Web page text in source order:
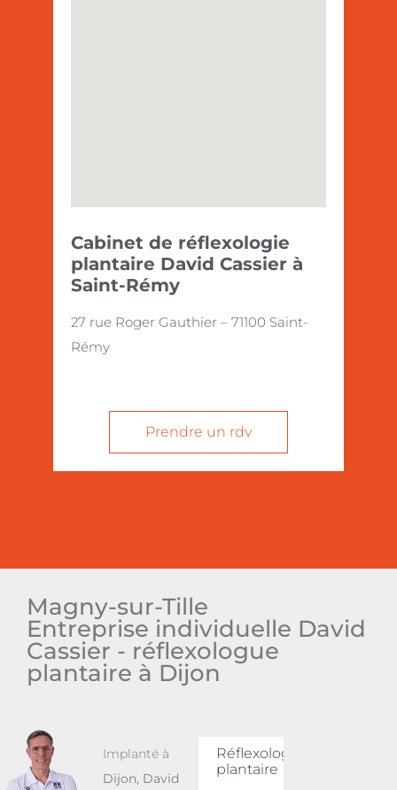
Cabinet de réflexologie
plantaire David Cassier à
Saint-Rémy
27 rue Roger Gauthier – 71100 Saint-
Rémy
Prendre un rdv
Magny-sur-Tille
Entreprise individuelle David
Cassier - réflexologue
plantaire à Dijon
Implanté à
Dijon, David
Réflexologie
plantaire